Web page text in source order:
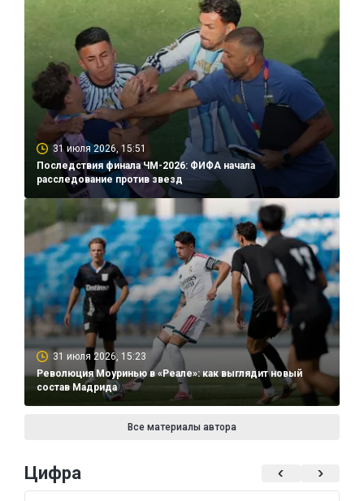
31 июля 2026, 15:51
Последствия финала ЧМ-2026: ФИФА начала
расследование против звезд
31 июля 2026, 15:23
Революция Моуринью в «Реале»: как выглядит новый
состав Мадрида
Все материалы автора
Цифра